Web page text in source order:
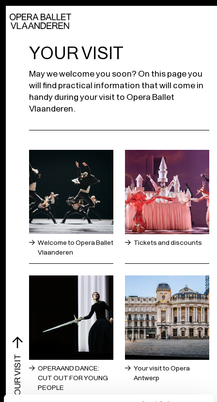
YOUR VISIT
YOUR VISIT
May we welcome you soon? On this page you
will find practical information that will come in
handy during your visit to Opera Ballet
Vlaanderen.
Welcome to Opera Ballet
Vlaanderen
Tickets and discounts
OPERA AND DANCE:
CUT OUT FOR YOUNG
PEOPLE
Your visit to Opera
Antwerp